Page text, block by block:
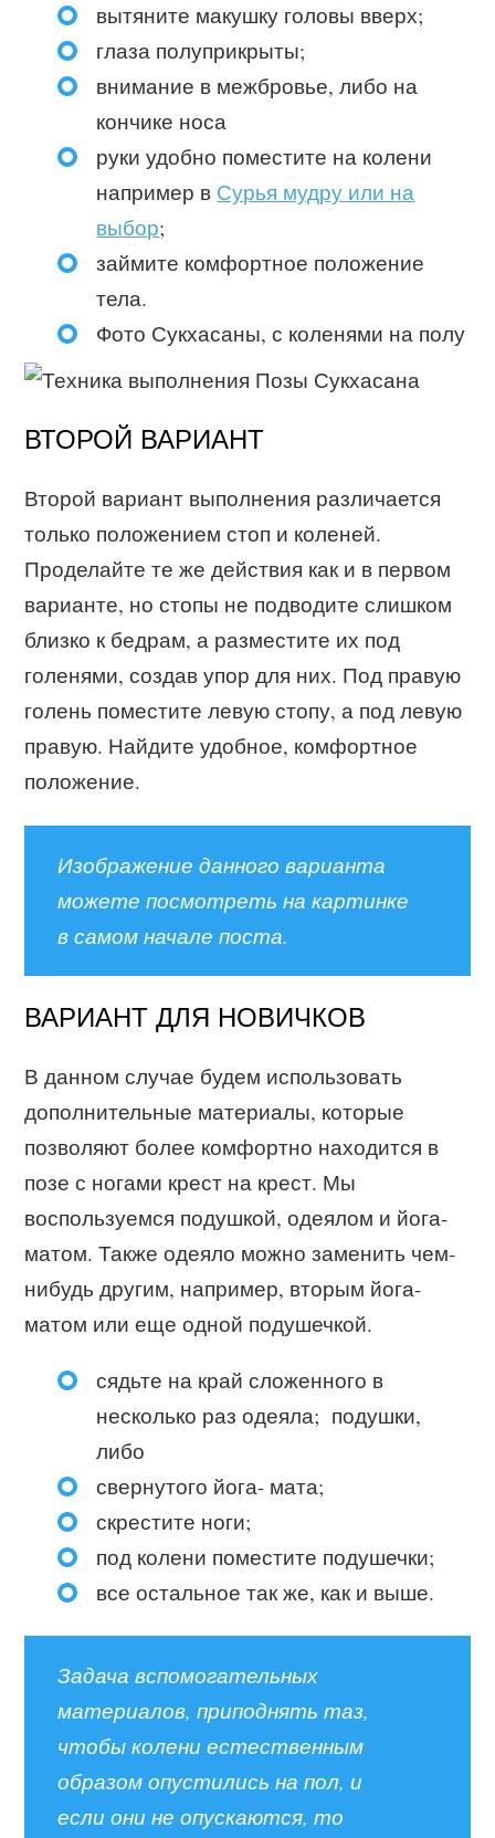
вытяните макушку головы вверх;
глаза полуприкрыты;
внимание в межбровье, либо на
кончике носа
руки удобно поместите на колени
например в Сурья мудру или на
выбор;
займите комфортное положение
тела.
Фото Сукхасаны, с коленями на полу
ВТОРОЙ ВАРИАНТ
Второй вариант выполнения различается
только положением стоп и коленей.
Проделайте те же действия как и в первом
варианте, но стопы не подводите слишком
близко к бедрам, а разместите их под
голенями, создав упор для них. Под правую
голень поместите левую стопу, а под левую
правую. Найдите удобное, комфортное
положение.
Изображение данного варианта
можете посмотреть на картинке
в самом начале поста.
ВАРИАНТ ДЛЯ НОВИЧКОВ
В данном случае будем использовать
дополнительные материалы, которые
позволяют более комфортно находится в
позе с ногами крест на крест. Мы
воспользуемся подушкой, одеялом и йога-
матом. Также одеяло можно заменить чем-
нибудь другим, например, вторым йога-
матом или еще одной подушечкой.
сядьте на край сложенного в
несколько раз одеяла; подушки,
либо
свернутого йога- мата;
скрестите ноги;
под колени поместите подушечки;
все остальное так же, как и выше.
Задача вспомогательных
материалов, приподнять таз,
чтобы колени естественным
образом опустились на пол, и
если они не опускаются, то